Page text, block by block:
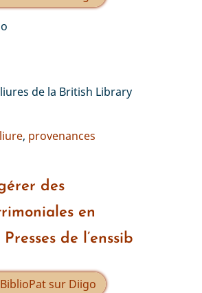
de la British Library
, provenances
des
en
de l’enssib
sur Diigo